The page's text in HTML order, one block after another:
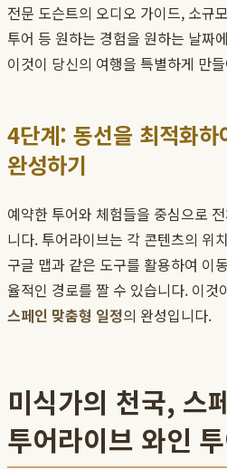
전문 도슨트의 오디오 가이드, 소규
투어 등 원하는 경험을 원하는 날짜
이것이 당신의 여행을 특별하게 만
4단계: 동선을 최적화
완성하기
예약한 투어와 체험들을 중심으로
니다. 투어라이브는 각 콘텐츠의 위
구글 맵과 같은 도구를 활용하여 이
율적인 경로를 짤 수 있습니다. 이것
스페인 맞춤형 일정의 완성입니다.
미식가의 천국, 스
투어라이브 와인